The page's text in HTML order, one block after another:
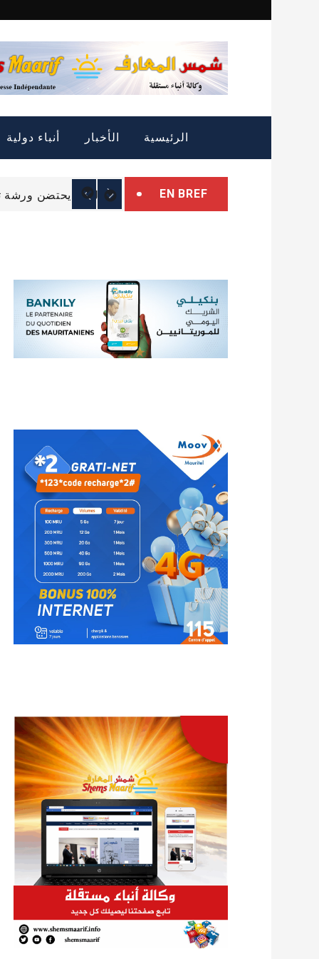
content
الرئيسية الأخبار أنباء دولية
EN BREF
التمييز الإيجابي:
الرئيس غزواني يتوجه
البرلمان يحتضن ورشة